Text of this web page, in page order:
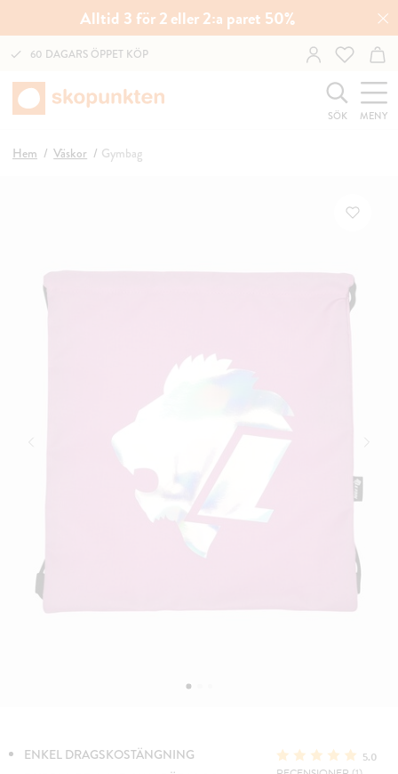
Alltid 3 för 2 eller 2:a paret 50%
60 DAGARS ÖPPET KÖP
SÖK MENY
Hem Väskor Gymbag
ENKEL DRAGSKOSTÄNGNING
5.0